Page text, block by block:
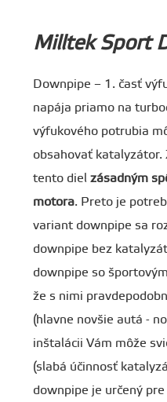
Milltek Sport
Downpipe – 1. časť
napája priamo na
výfukového potrubia
obsahovať katalyzátor.
tento dielzásadným
motora. Preto je
variant downpipe sa
downpipe bez
downpipe so
že s nimi
(hlavne novšie autá -
inštalácii Vám môže
(slabá účinnosť
downpipe je určený